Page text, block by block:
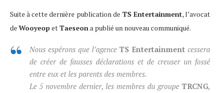
Suite à cette dernière publication de TS Entertainment, l’avocat
de Wooyeop etTaeseona publié un nouveau communiqué.
Nous espérons que l’agence TS Entertainment cessera
de créer de fausses déclarations et de creuser un fossé
entre eux et les parents des membres.
Le 5 novembre dernier, les membres du groupe TRCNG,